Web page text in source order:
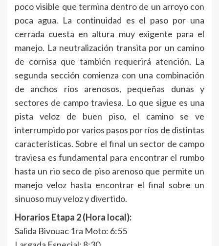
poco visible que termina dentro de un arroyo con
poca agua. La continuidad es el paso por una
cerrada cuesta en altura muy exigente para el
manejo. La neutralización transita por un camino
de cornisa que también requerirá atención. La
segunda sección comienza con una combinación
de anchos ríos arenosos, pequeñas dunas y
sectores de campo traviesa. Lo que sigue es una
pista veloz de buen piso, el camino se ve
interrumpido por varios pasos por ríos de distintas
características. Sobre el final un sector de campo
traviesa es fundamental para encontrar el rumbo
hasta un rio seco de piso arenoso que permite un
manejo veloz hasta encontrar el final sobre un
sinuoso muy veloz y divertido.
Horarios Etapa 2 (Hora local):
Salida Bivouac 1ra Moto: 6:55